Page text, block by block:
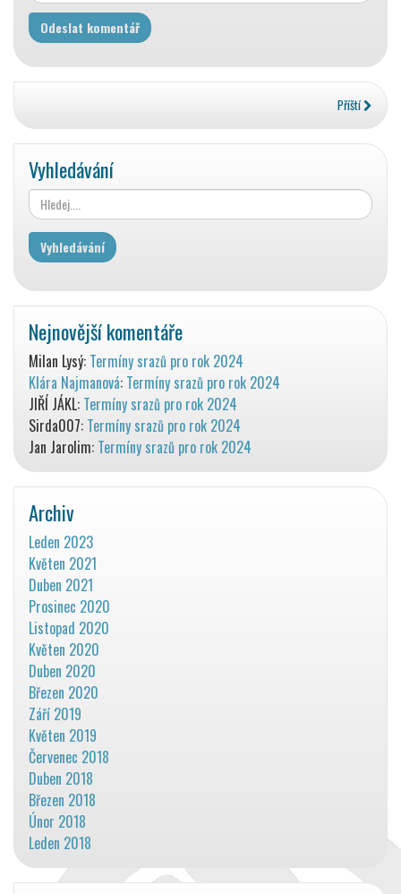
Příští
Vyhledávání
Nejnovější komentáře
Milan Lysý: Termíny srazů pro rok 2024
Klára Najmanová: Termíny srazů pro rok 2024
JIŘÍ JÁKL: Termíny srazů pro rok 2024
Sirda007: Termíny srazů pro rok 2024
Jan Jarolim: Termíny srazů pro rok 2024
Archiv
Leden 2023
Květen 2021
Duben 2021
Prosinec 2020
Listopad 2020
Květen 2020
Duben 2020
Březen 2020
Září 2019
Květen 2019
Červenec 2018
Duben 2018
Březen 2018
Únor 2018
Leden 2018